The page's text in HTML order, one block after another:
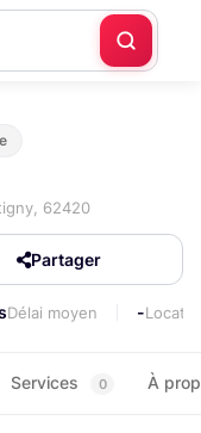
62420
Partager
Délai moyen -
Services 0 À